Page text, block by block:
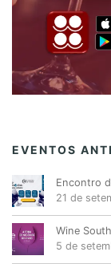
EVENTOS
Encontro
21 de
Wine
5 de